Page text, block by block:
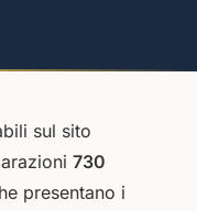
sul sito
730
presentano i